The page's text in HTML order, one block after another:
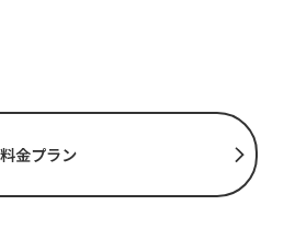
料金プラン